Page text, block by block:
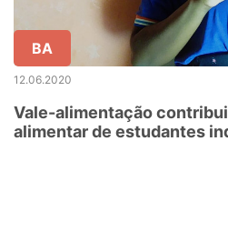
BA
12.06.2020
Vale-alimentação
alimentar de estudantes